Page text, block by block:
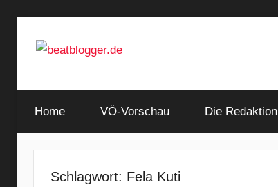
Inhalt
beatblogger.de
and
the
Home VÖ-Vorschau Die Redaktion
Schlagwort: Fela Kuti